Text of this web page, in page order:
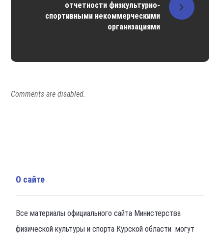
отчетности физкультурно-
спортивными некоммерческими
организациями
Comments are disabled.
О сайте
Все материалы официального сайта Министерства
физической культуры и спорта Курской области могут